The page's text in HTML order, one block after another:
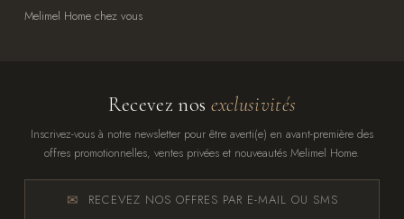
Melimel Home chez vous
Recevez nos exclusivités
Inscrivez-vous à notre newsletter pour être averti(e) en avant-première des
offres promotionnelles, ventes privées et nouveautés Melimel Home.
RECEVEZ NOS OFFRES PAR E-MAIL OU SMS